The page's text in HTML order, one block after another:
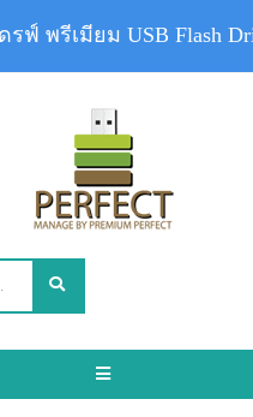
Toggle
ฟ์ พรีเมียม USB Flash